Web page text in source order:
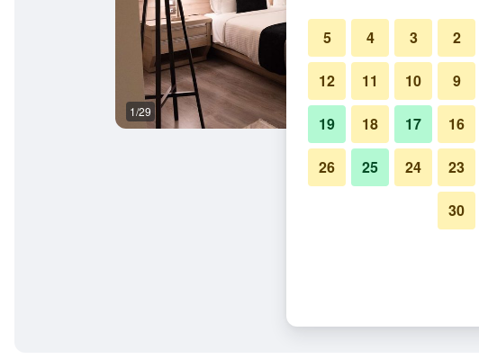
1/29
2
3
4
5
9
10
11
12
16
17
18
19
23
24
25
26
30